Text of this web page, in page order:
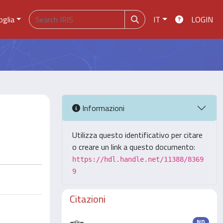
IT LOGIN
Informazioni
Utilizza questo identificativo per citare
o creare un link a questo documento:
https://hdl.handle.net/11388/8369
9
Citazioni